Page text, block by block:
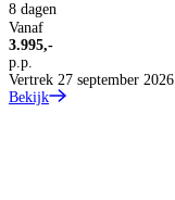
8 dagen
Vanaf
3.995,-
p.p.
Vertrek 27 september 2026
Bekijk